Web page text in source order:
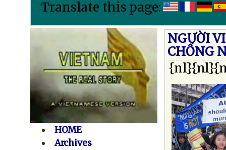
Translate this page:
HOME
Archives
NGƯỜI
CHỐNG